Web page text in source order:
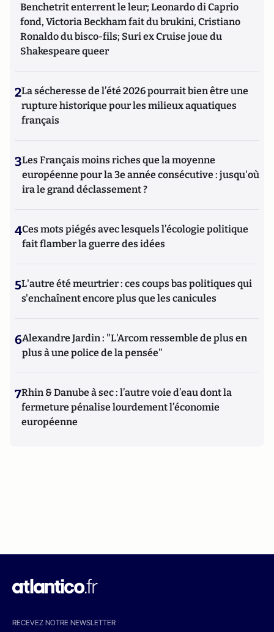
Benchetrit enterrent le leur; Leonardo di Caprio
fond, Victoria Beckham fait du brukini, Cristiano
Ronaldo du bisco-fils; Suri ex Cruise joue du
Shakespeare queer
2La sécheresse de l’été 2026 pourrait bien être une
rupture historique pour les milieux aquatiques
français
3Les Français moins riches que la moyenne
européenne pour la 3e année consécutive : jusqu'où
ira le grand déclassement ?
4Ces mots piégés avec lesquels l’écologie politique
fait flamber la guerre des idées
5L'autre été meurtrier : ces coups bas politiques qui
s'enchaînent encore plus que les canicules
6Alexandre Jardin : "L'Arcom ressemble de plus en
plus à une police de la pensée"
7Rhin & Danube à sec : l’autre voie d’eau dont la
fermeture pénalise lourdement l’économie
européenne
RECEVEZ NOTRE NEWSLETTER